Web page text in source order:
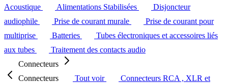
Acoustique
Alimentations Stabilisées
Disjoncteur
audiophile
Prise de courant murale
Prise de courant pour
multiprise
Batteries
Tubes électroniques et accessoires liés
aux tubes
Traitement des contacts audio
Connecteurs
Connecteurs
Tout voir
Connecteurs RCA , XLR et